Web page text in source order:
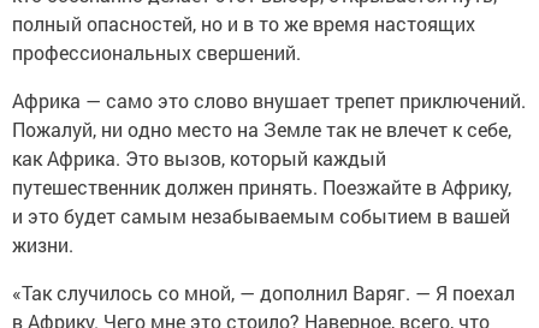
полный опасностей, но и в то же время настоящих
профессиональных свершений.
Африка — само это слово внушает трепет приключений.
Пожалуй, ни одно место на Земле так не влечет к себе,
как Африка. Это вызов, который каждый
путешественник должен принять. Поезжайте в Африку,
и это будет самым незабываемым событием в вашей
жизни.
«Так случилось со мной, — дополнил Варяг. — Я поехал
в Африку. Чего мне это стоило? Наверное, всего, что